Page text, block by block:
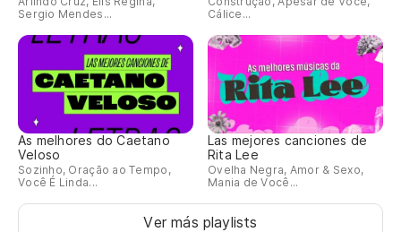
Sergio Mendes...
Cálice...
As melhores do Caetano
Veloso
Sozinho, Oração ao Tempo,
Você É Linda...
Las mejores canciones de
Rita Lee
Ovelha Negra, Amor & Sexo,
Mania de Você...
Ver más playlists